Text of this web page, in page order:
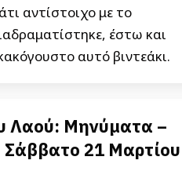
αντίστοιχο με το
έστω και
αυτό βιντεάκι.
Λαού: Μηνύματα –
Σάββατο 21 Μαρτίου